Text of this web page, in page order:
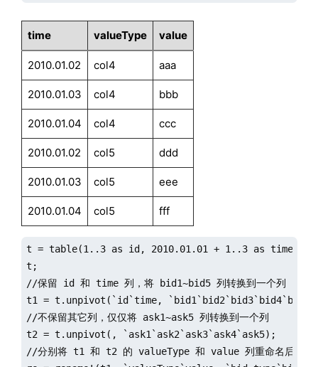
time valueType value
2010.01.02 col4 aaa
2010.01.03 col4 bbb
2010.01.04 col4 ccc
2010.01.02 col5 ddd
2010.01.03 col5 eee
2010.01.04 col5 fff
t = table(1..3 as id, 2010.01.01 + 1..3 as time,
t;
//保留 id 和 time 列，将 bid1~bid5 列转换到一个列
t1 = t.unpivot(`id`time,
//不保留其它列，仅仅将 ask1~ask5 列转换到一个列
t2 = t.unpivot(, `ask1`ask2`ask3`ask4`ask5);
//分别将 t1 和 t2 的 valueType 和 value 列重命名后进行